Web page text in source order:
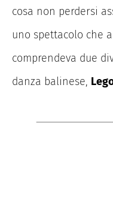
cosa non perdersi
uno spettacolo che
comprendeva due
danza balinese,